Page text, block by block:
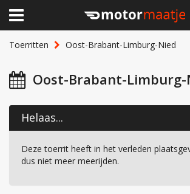
Toerritten Oost-Brabant-Limburg-Nied
Oost-Brabant-Limburg-
Helaas...
Deze toerrit heeft in het verleden
dus niet meer meerijden.
×
Home
Clubhuis
Lid worden
Over Motormaatje